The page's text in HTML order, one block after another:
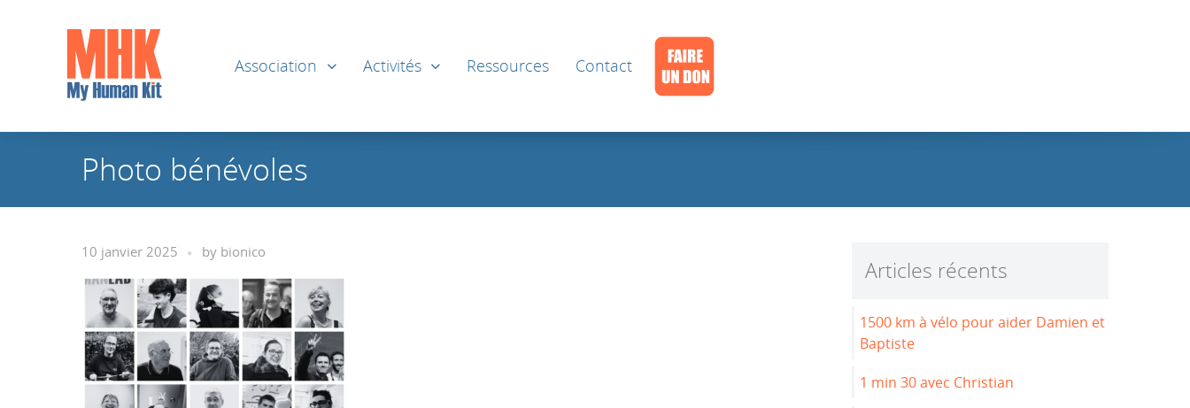
Association Activités Ressources Contact
Photo bénévoles
10 janvier 2025 by bionico
Articles récents
1500 km à vélo pour aider Damien et
Baptiste
1 min 30 avec Christian